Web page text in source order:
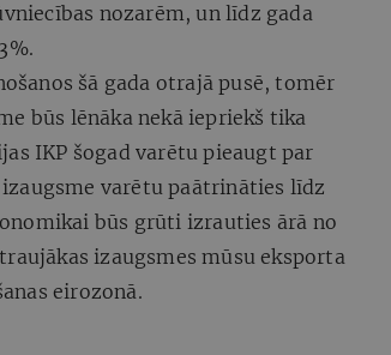
nozarēm, un līdz gada
šā gada otrajā pusē, tomēr
būs lēnāka nekā iepriekš tika
IKP šogad varētu pieaugt par
varētu paātrināties līdz
būs grūti izrauties ārā no
izaugsmes mūsu eksporta
eirozonā.